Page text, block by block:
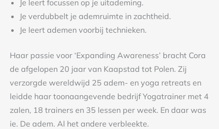
Je leert focussen op je uitademing.
Je verdubbelt je ademruimte in zachtheid.
Je leert ademen voorbij technieken.
Haar passie voor ‘Expanding Awareness’ bracht Cora
de afgelopen 20 jaar van Kaapstad tot Polen. Zij
verzorgde wereldwijd 25 adem- en yoga retreats en
leidde haar toonaangevende bedrijf Yogatrainer met 4
zalen, 18 trainers en 35 lessen per week. En daar was
ie. De adem. Al het andere verbleekte.